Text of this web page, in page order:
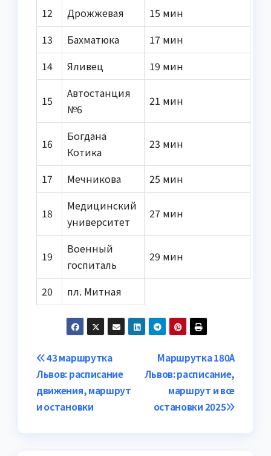
12 Дрожжевая
15 мин
13
Бахматюка
17 мин
14
Яливец 19 мин
15
Автостанция
№6
21 мин
16
Богдана
Котика
23 мин
17 Мечникова 25 мин
18
Медицинский
университет
27 мин
19
Военный
госпиталь
29 мин
20 пл. Митная
Навигация
по
записям
Маршрутка 180А
Львов: расписание,
маршрут и все
остановки 2025
43 маршрутка
Львов: расписание
движения, маршрут
и остановки